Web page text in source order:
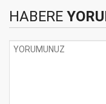
HABERE